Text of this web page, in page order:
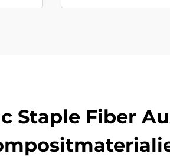
Staple Fiber